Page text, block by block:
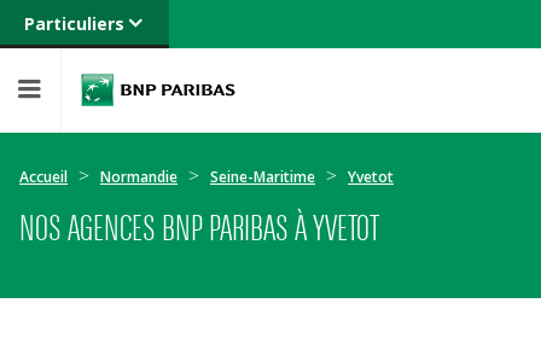
Particuliers
Banque privée
Entreprises
Accueil Normandie Seine-Maritime Yvetot
NOS AGENCES BNP PARIBAS À YVETOT